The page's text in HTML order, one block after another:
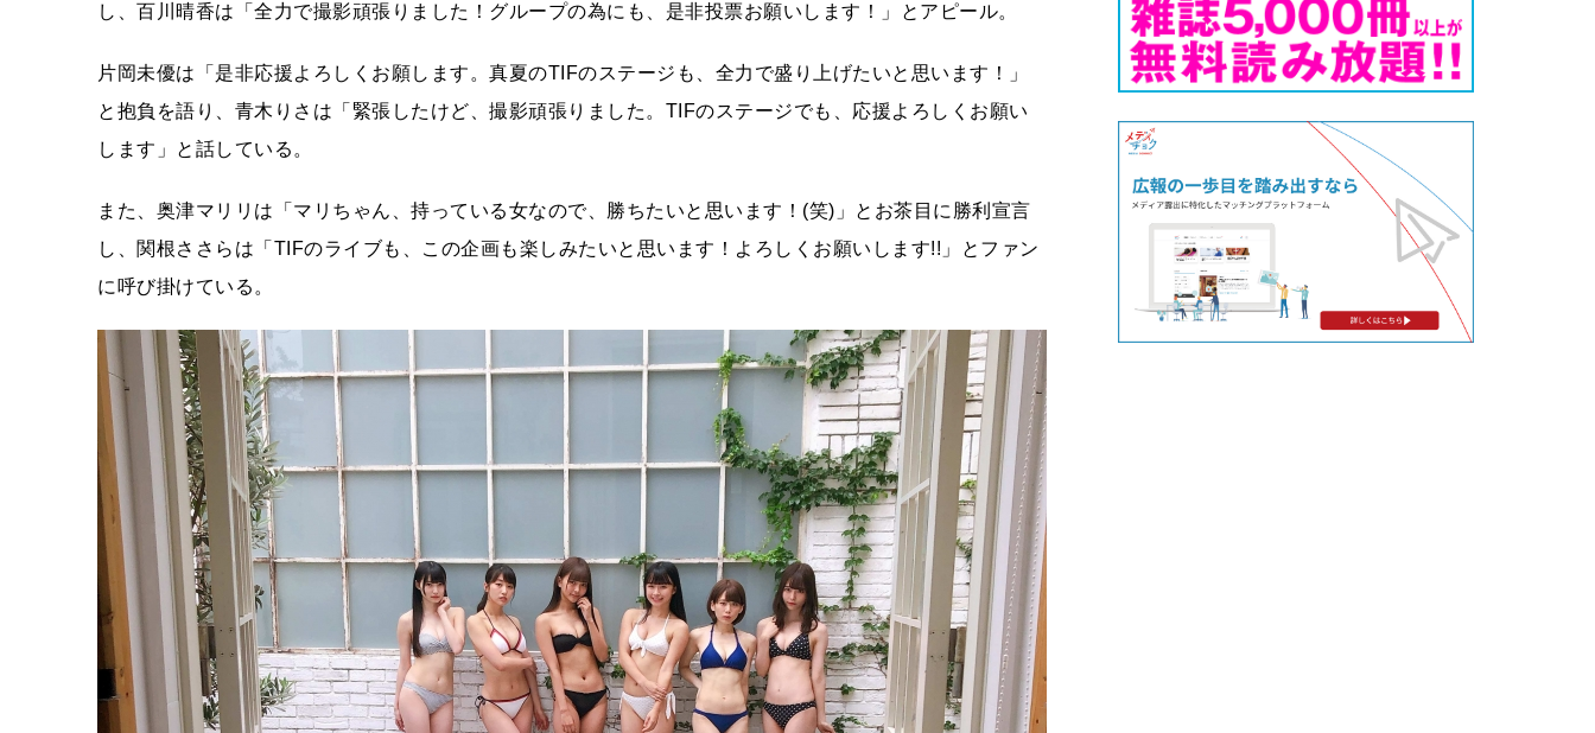
し、百川晴香は「全力で撮影頑張りました！グループの為にも、是非投票お願いします！」とアピール。
片岡未優は「是非応援よろしくお願します。真夏のTIFのステージも、全力で盛り上げたいと思います！」
と抱負を語り、青木りさは「緊張したけど、撮影頑張りました。TIFのステージでも、応援よろしくお願い
します」と話している。
また、奥津マリリは「マリちゃん、持っている女なので、勝ちたいと思います！(笑)」とお茶目に勝利宣言
し、関根ささらは「TIFのライブも、この企画も楽しみたいと思います！よろしくお願いします!!」とファン
に呼び掛けている。